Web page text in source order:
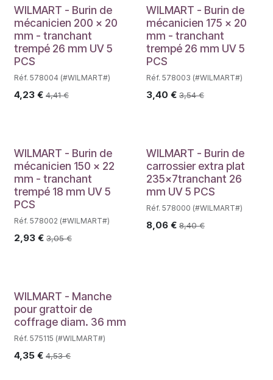
WILMART - Burin de
mécanicien 200 x 20
mm - tranchant
trempé 26 mm UV 5
PCS
Réf. 578004 (#WILMART#)
4,23 € 4,41€
WILMART - Burin de
mécanicien 175 x 20
mm - tranchant
trempé 26 mm UV 5
PCS
Réf. 578003 (#WILMART#)
3,40 € 3,54€
WILMART - Burin de
mécanicien 150 x 22
mm - tranchant
trempé 18 mm UV 5
PCS
Réf. 578002 (#WILMART#)
2,93 € 3,05€
WILMART - Burin de
carrossier extra plat
235x7tranchant 26
mm UV 5 PCS
Réf. 578000 (#WILMART#)
8,06€ 8,40€
WILMART - Manche
pour grattoir de
coffrage diam. 36 mm
Réf. 575115 (#WILMART#)
4,35 € 4,53€